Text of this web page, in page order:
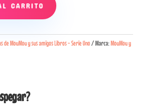
CARRITO
de MouMou y sus amigos Libros - Serie Uno Marca:MouMou y